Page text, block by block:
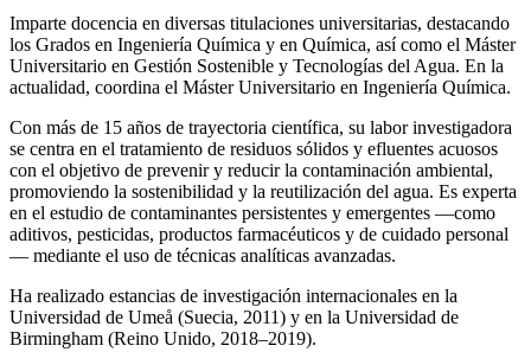
Imparte docencia en diversas titulaciones universitarias, destacando
los Grados en Ingeniería Química y en Química, así como el Máster
Universitario en Gestión Sostenible y Tecnologías del Agua. En la
actualidad, coordina el Máster Universitario en Ingeniería Química.
Con más de 15 años de trayectoria científica, su labor investigadora
se centra en el tratamiento de residuos sólidos y efluentes acuosos
con el objetivo de prevenir y reducir la contaminación ambiental,
promoviendo la sostenibilidad y la reutilización del agua. Es experta
en el estudio de contaminantes persistentes y emergentes —como
aditivos, pesticidas, productos farmacéuticos y de cuidado personal
— mediante el uso de técnicas analíticas avanzadas.
Ha realizado estancias de investigación internacionales en la
Universidad de Umeå (Suecia, 2011) y en la Universidad de
Birmingham (Reino Unido, 2018–2019).